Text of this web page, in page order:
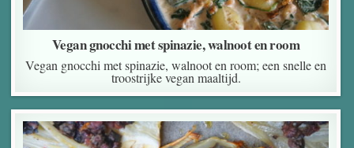
Vegan gnocchi met spinazie, walnoot en room
Vegan gnocchi met spinazie, walnoot en room; een snelle en
troostrijke vegan maaltijd.